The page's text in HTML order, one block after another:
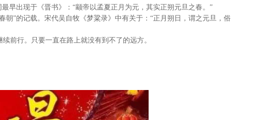
出现于《晋书》：“颛帝以孟夏正月为元，其实正朔元旦之春。”
”的记载。宋代吴自牧《梦粱录》中有关于：“正月朔日，谓之元旦，俗
行。只要一直在路上就没有到不了的远方。